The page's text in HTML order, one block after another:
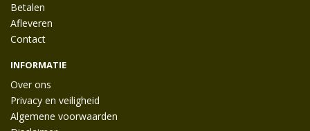
Betalen
Afleveren
Contact
INFORMATIE
Over ons
Privacy en veiligheid
Algemene voorwaarden